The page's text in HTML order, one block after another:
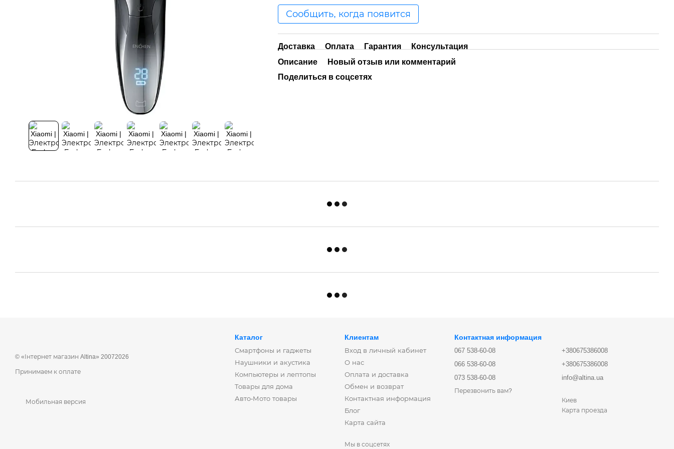
Сообщить, когда появится
Доставка Оплата Гарантия
Консультация
Описание
Новый отзыв или комментарий
Поделиться в соцсетях
© «Інтернет магазин Altina» 20072026
Принимаем к оплате
Мобильная версия
Каталог
Смартфоны и гаджеты
Наушники и акустика
Компьютеры и лептопы
Товары для дома
Авто-Мото товары
Клиентам
Вход в личный кабинет
О нас
Оплата и доставка
Обмен и возврат
Контактная информация
Блог
Карта сайта
Мы в соцсетях
Контактная информация
067 538-60-08
066 538-60-08
073 538-60-08
Перезвонить вам?
+380675386008
+380675386008
info@altina.ua
Киев
Карта проезда